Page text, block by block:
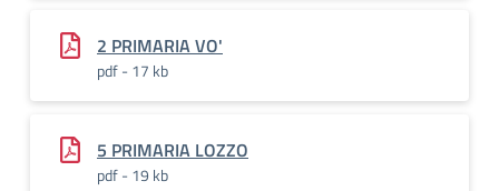
2 PRIMARIA VO'
pdf - 17 kb
5 PRIMARIA LOZZO
pdf - 19 kb